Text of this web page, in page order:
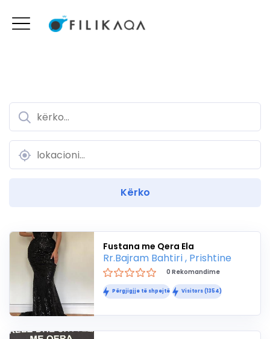
Fustana me Qera Ela
Rr.Bajram Bahtiri , Prishtine
0 Rekomandime
Përgjigjje të shpejtë Visitors (1354)